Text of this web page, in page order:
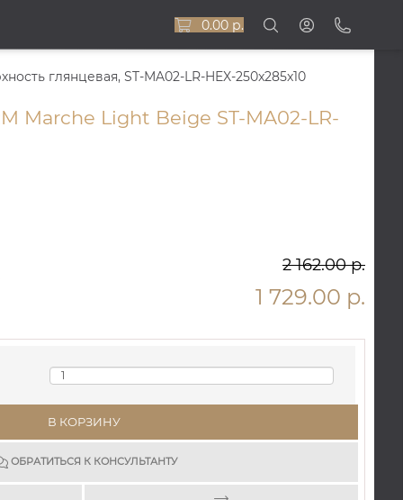
0.00 р.
глянцевая, ST-MA02-LR-HEX-250x285x10
Marche Light Beige ST-MA02-LR-
2 162.00 р.
1 729.00 р.
В КОРЗИНУ
ОБРАТИТЬСЯ К КОНСУЛЬТАНТУ